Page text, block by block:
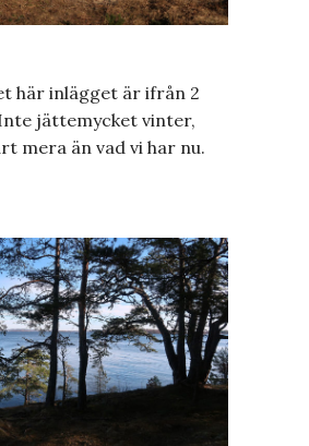
här inlägget är ifrån 2
jättemycket vinter,
mera än vad vi har nu.